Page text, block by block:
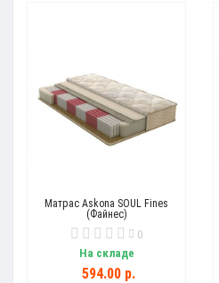
Матрас Askona SOUL Fines
(Файнес)
0
На складе
594.00 р.